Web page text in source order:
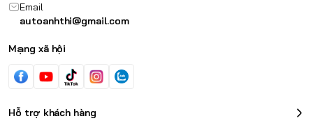
Email
autoanhthi@gmail.com
Mạng xã hội
Hỗ trợ khách hàng